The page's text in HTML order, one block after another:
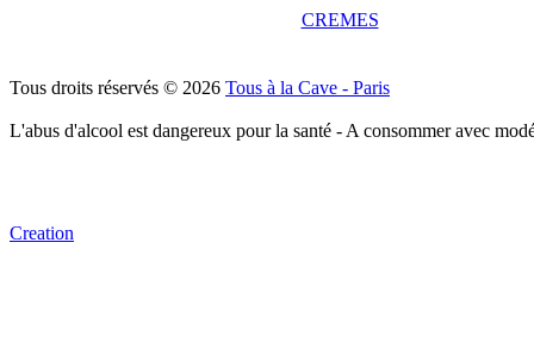
CREMES
Tous droits réservés © 2026 Tous à la Cave - Paris
L'abus d'alcool est dangereux pour la santé - A consommer avec
Creation